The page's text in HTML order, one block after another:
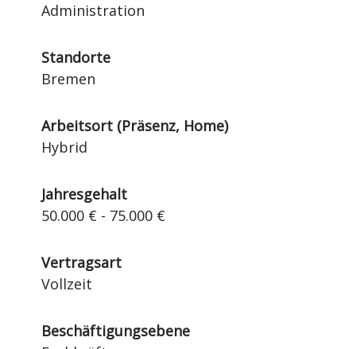
Administration
Standorte
Bremen
Arbeitsort (Präsenz, Home)
Hybrid
Jahresgehalt
50.000 € - 75.000 €
Vertragsart
Vollzeit
Beschäftigungsebene